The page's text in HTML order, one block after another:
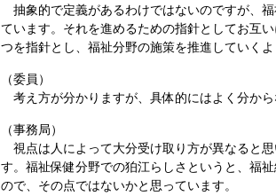
抽象的で定義があるわけではないのですが、
ています。それを進めるための指針としてお互
つを指針とし、福祉分野の施策を推進していくよ
（委員）
考え方が分かりますが、具体的にはよく分から
（事務局）
視点は人によって大分受け取り方が異なると
す。福祉保健分野での狛江らしさというと、福
ので、その点ではないかと思っています。